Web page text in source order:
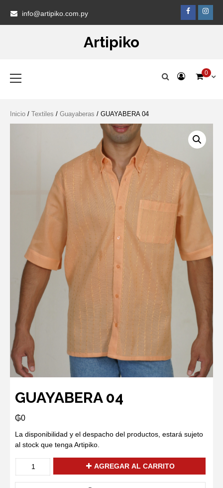
content
info@artipiko.com.py
Artipiko
Menu
0
Inicio / Textiles / Guayaberas / GUAYABERA 04
GUAYABERA 04
₲0
La disponibilidad y el despacho del productos, estará sujeto
al stock que tenga Artipiko.
GUAYABERA
cantidad
AGREGAR AL CARRITO